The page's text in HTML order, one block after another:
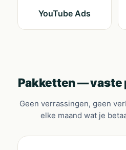
YouTube Ads
Pakketten — vaste
Geen verrassingen, geen
elke maand wat je